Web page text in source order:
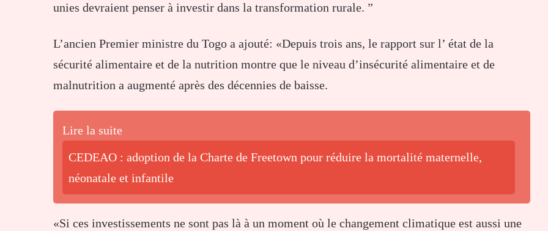
unies devraient penser à investir dans la transformation rurale. ”
L’ancien Premier ministre du Togo a ajouté: «Depuis trois ans, le rapport sur l’ état de la
sécurité alimentaire et de la nutrition montre que le niveau d’insécurité alimentaire et de
malnutrition a augmenté après des décennies de baisse.
Lire la suite
CEDEAO : adoption de la Charte de Freetown pour réduire la mortalité maternelle,
néonatale et infantile
«Si ces investissements ne sont pas là à un moment où le changement climatique est aussi une